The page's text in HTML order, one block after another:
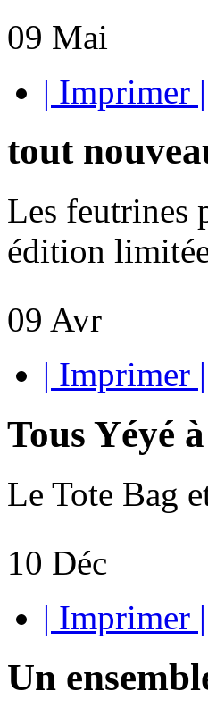
09 Mai
| Imprimer |
tout
Les feutrines
édition
09 Avr
| Imprimer |
Tous Yéyé
Le Tote Bag
10 Déc
| Imprimer |
Un